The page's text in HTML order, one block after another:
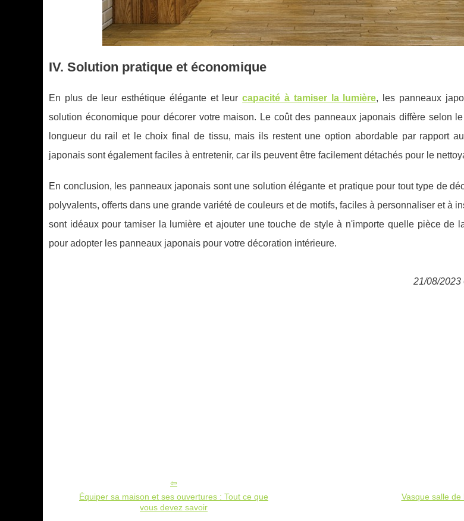
IV. Solution pratique et économique
En plus de leur esthétique élégante et leurcapacité à tamiser la lumière, les panneaux
solution économique pour décorer votre maison. Le coût des panneaux japonais diffère selon
longueur du rail et le choix final de tissu, mais ils restent une option abordable par rapport
japonais sont également faciles à entretenir, car ils peuvent être facilement détachés pour le
En conclusion, les panneaux japonais sont une solution élégante et pratique pour tout type de
polyvalents, offerts dans une grande variété de couleurs et de motifs, faciles à personnaliser et à
sont idéaux pour tamiser la lumière et ajouter une touche de style à n'importe quelle pièce de
pour adopter les panneaux japonais pour votre décoration intérieure.
21/08/2023
Équiper sa maison et ses ouvertures : Tout ce que
vous devez savoir
Vasque salle